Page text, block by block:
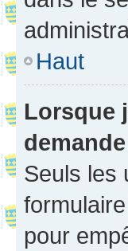
Haut
Lorsque
Seuls les
pour